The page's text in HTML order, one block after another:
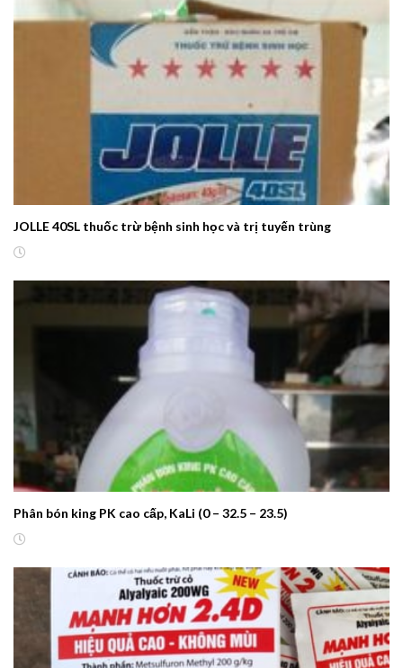
JOLLE 40SL thuốc trừ bệnh sinh học và trị tuyến trùng
Phân bón king PK cao cấp, KaLi (0 – 32.5 – 23.5)